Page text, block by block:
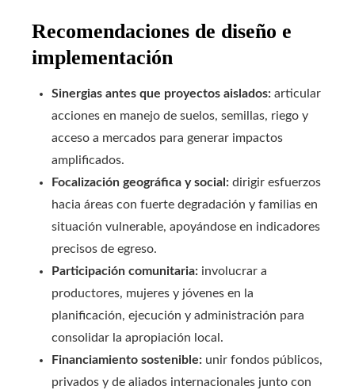
Recomendaciones de diseño e
implementación
Sinergias antes que proyectos aislados: articular
acciones en manejo de suelos, semillas, riego y
acceso a mercados para generar impactos
amplificados.
Focalización geográfica y social: dirigir esfuerzos
hacia áreas con fuerte degradación y familias en
situación vulnerable, apoyándose en indicadores
precisos de egreso.
Participación comunitaria: involucrar a
productores, mujeres y jóvenes en la
planificación, ejecución y administración para
consolidar la apropiación local.
Financiamiento sostenible: unir fondos públicos,
privados y de aliados internacionales junto con